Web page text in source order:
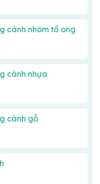
cánh nhôm tổ ong
cánh nhựa
cánh gỗ